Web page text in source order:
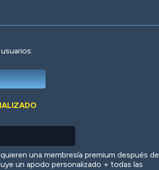
una membresía premium después de
un apodo personalizado + todas las